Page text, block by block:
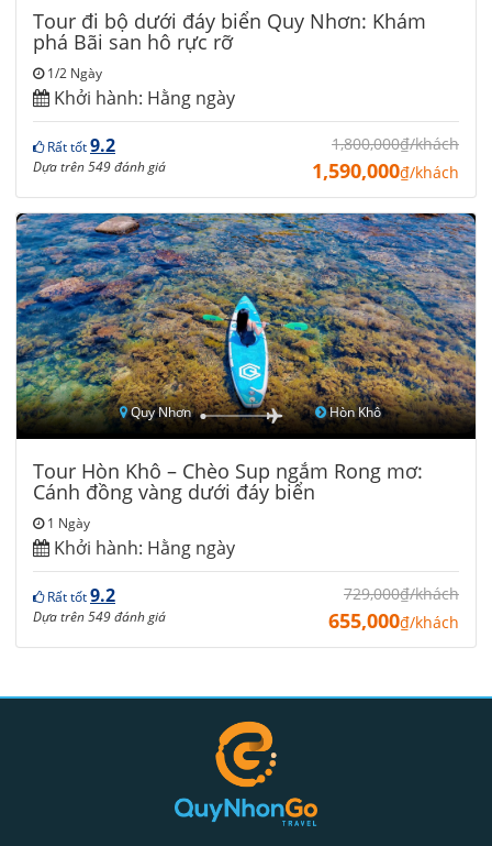
Tour đi bộ dưới đáy biển Quy Nhơn: Khám
phá Bãi san hô rực rỡ
1/2 Ngày
Khởi hành: Hằng ngày
Rất tốt9.2
Dựa trên 549 đánh giá
1,800,000₫/khách
1,590,000₫/khách
Quy Nhơn Hòn Khô
Tour Hòn Khô – Chèo Sup ngắm Rong mơ:
Cánh đồng vàng dưới đáy biển
1 Ngày
Khởi hành: Hằng ngày
Rất tốt9.2
Dựa trên 549 đánh giá
729,000₫/khách
655,000₫/khách